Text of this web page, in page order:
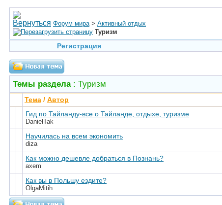
Форум мира > Активный отдых
Туризм
Регистрация
Темы раздела: Туризм
Тема / Автор
Гид по Тайланду-все о Тайланде, отдыхе, туризме
DanielTak
Научилась на всем экономить
diza
Как можно дешевле добраться в Познань?
axem
Как вы в Польшу ездите?
OlgaMitih